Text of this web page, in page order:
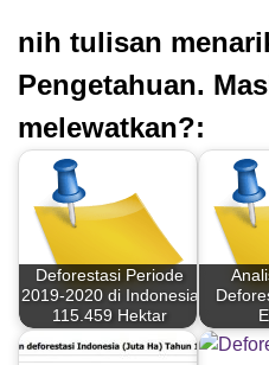
nih tulisan
Pengetahuan.
melewatkan?:
Deforestasi Periode
2019-2020 di Indonesia
115.459 Hektar